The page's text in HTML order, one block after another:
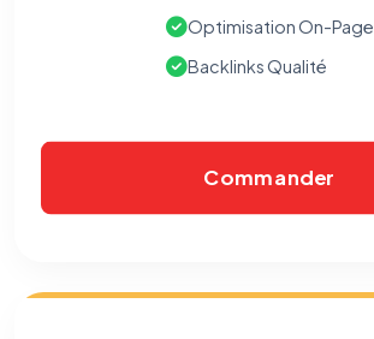
Optimisation On-Page
Backlinks Qualité
Commander
⚙️
Cookies essentiels TOUJOURS ACTIF